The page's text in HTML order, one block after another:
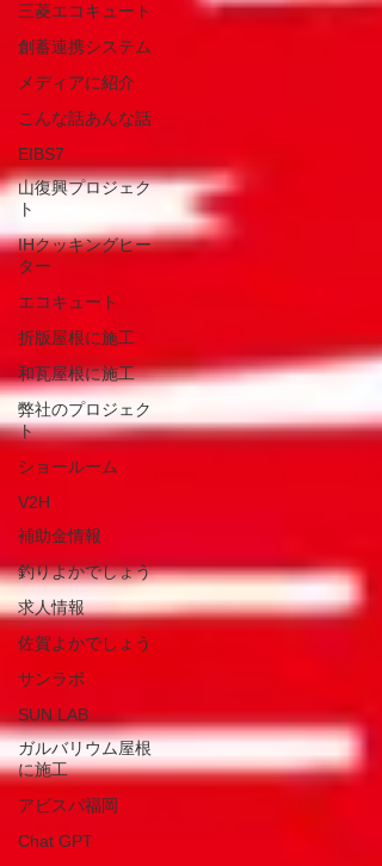
三菱エコキュート
創蓄連携システム
メディアに紹介
こんな話あんな話
EIBS7
山復興プロジェク
ト
IHクッキングヒー
ター
エコキュート
折版屋根に施工
和瓦屋根に施工
弊社のプロジェク
ト
ショールーム
V2H
補助金情報
釣りよかでしょう
求人情報
佐賀よかでしょう
サンラボ
SUN LAB
ガルバリウム屋根
に施工
アビスパ福岡
Chat GPT